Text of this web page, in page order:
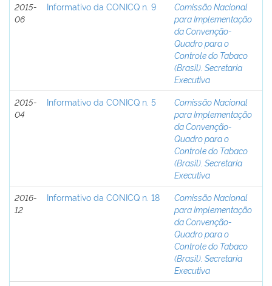
2015-
06
Informativo da CONICQ n. 9
Comissão Nacional
para Implementação
da Convenção-
Quadro para o
Controle do Tabaco
(Brasil). Secretaria
Executiva
2015-
04
Informativo da CONICQ n. 5
Comissão Nacional
para Implementação
da Convenção-
Quadro para o
Controle do Tabaco
(Brasil). Secretaria
Executiva
2016-
12
Informativo da CONICQ n. 18
Comissão Nacional
para Implementação
da Convenção-
Quadro para o
Controle do Tabaco
(Brasil). Secretaria
Executiva